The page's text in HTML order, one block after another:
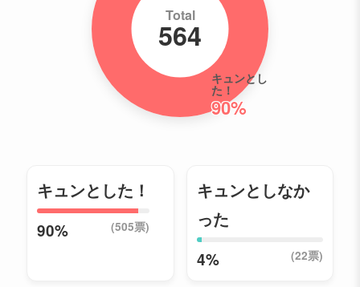
キュンとし
た！
90%
Total
564
キュンとした！
90% (505票)
キュンとしなか
った
4% (22票)